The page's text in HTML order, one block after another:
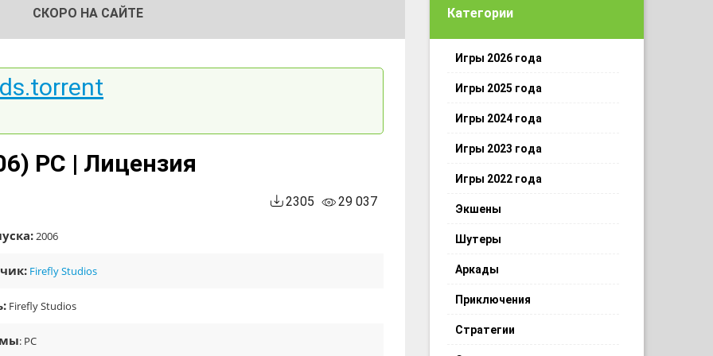
СКОРО НА САЙТЕ
PC | Лицензия
29 037
2305
2006
Firefly Studios
Firefly Studios
: PC
Категории
Игры 2026 года
Игры 2025 года
Игры 2024 года
Игры 2023 года
Игры 2022 года
Экшены
Шутеры
Аркады
Приключения
Стратегии